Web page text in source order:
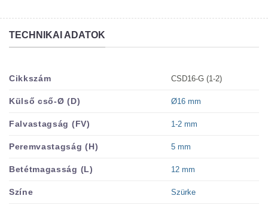
TECHNIKAI ADATOK
Cikkszám CSD16-G (1-2)
Külső cső-Ø (D) Ø16 mm
Falvastagság (FV) 1-2 mm
Peremvastagság (H) 5 mm
Betétmagasság (L) 12 mm
Színe Szürke